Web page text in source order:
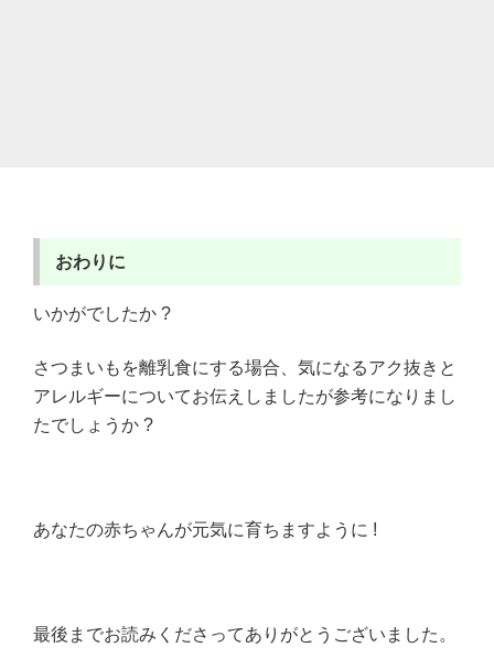
おわりに
いかがでしたか ?
さつまいもを離乳食にする場合、気になるアク抜きと
アレルギーについてお伝えしましたが参考になりまし
たでしょうか ?
あなたの赤ちゃんが元気に育ちますように !
最後までお読みくださってありがとうございました。